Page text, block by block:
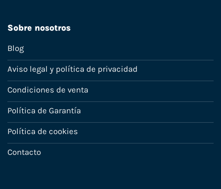
Sobre nosotros
Blog
Aviso legal y política de privacidad
Condiciones de venta
Política de Garantía
Política de cookies
Contacto